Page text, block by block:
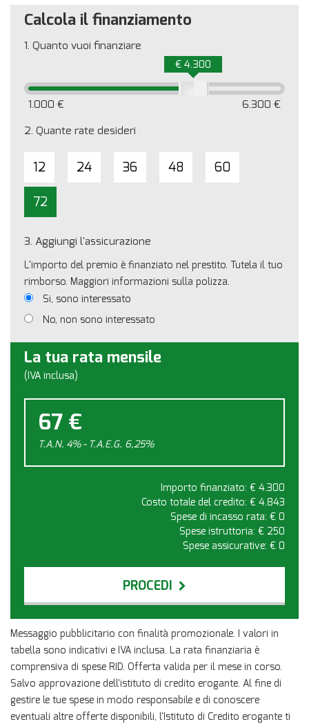
Calcola il finanziamento
1. Quanto vuoi finanziare
1.000 € 6.300 €
€ 4.300
2. Quante rate desideri
12 24 36 48 60
72
3. Aggiungi l'assicurazione
L'importo del premio è finanziato nel prestito. Tutela il tuo
rimborso. Maggiori informazioni sulla polizza.
Si, sono interessato
No, non sono interessato
La tua rata mensile
(IVA inclusa)
67 €
T.A.N. 4% - T.A.E.G. 6,25%
Importo finanziato: € 4.300
Costo totale del credito: € 4.843
Spese di incasso rata: € 0
Spese istruttoria: € 250
Spese assicurative: € 0
PROCEDI
Contattaci
Messaggio pubblicitario con finalità promozionale. I valori in
tabella sono indicativi e IVA inclusa. La rata finanziaria è
comprensiva di spese RID. Offerta valida per il mese in corso.
Salvo approvazione dell'istituto di credito erogante. Al fine di
gestire le tue spese in modo responsabile e di conoscere
eventuali altre offerte disponibili, l'Istituto di Credito erogante ti